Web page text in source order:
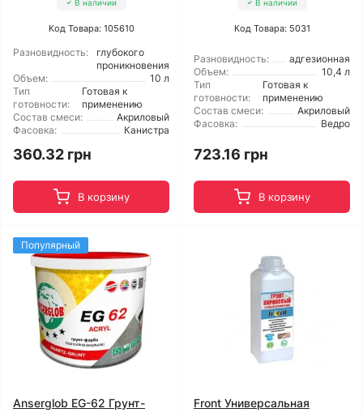
В наличии
Код Товара: 105610
Разновидность:
глубокого
проникновения
Объем:
10 л
Тип
готовности:
Готовая к
применению
Состав смеси:
Акриловый
Фасовка:
Канистра
360.32 грн
В корзину
В наличии
Код Товара: 5031
Разновидность:
адгезионная
Объем:
10,4 л
Тип
готовности:
Готовая к
применению
Состав смеси:
Акриловый
Фасовка:
Ведро
723.16 грн
В корзину
Популярный
Anserglob EG-62 Грунт-
Front Универсальная